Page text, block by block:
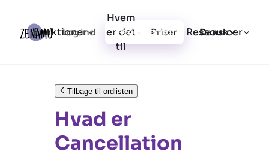
Funktioner
Hvem
er det
til
Priser Ressourcer
Log ind Registrering Dansk
Tilbage til ordlisten
Hvad er
Cancellation